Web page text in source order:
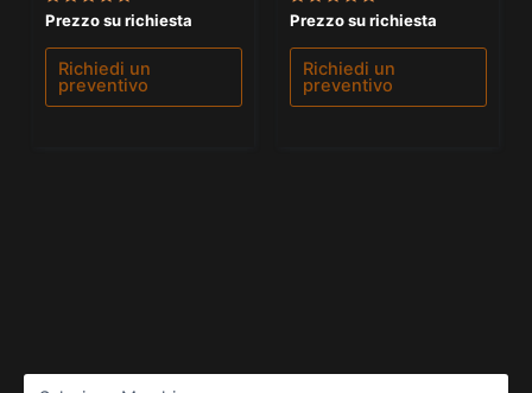
Valutato
0
su
Prezzo su richiesta
Richiedi un
preventivo
Valutato
0
su
Prezzo su richiesta
Richiedi un
preventivo